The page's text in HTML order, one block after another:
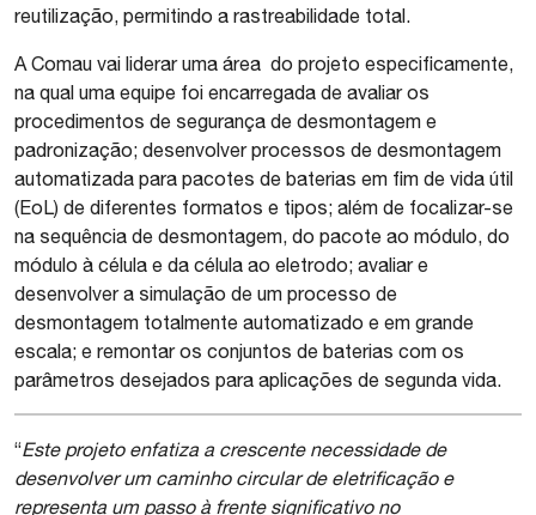
reutilização, permitindo a rastreabilidade total.
A Comau vai liderar uma área do projeto especificamente,
na qual uma equipe foi encarregada de avaliar os
procedimentos de segurança de desmontagem e
padronização; desenvolver processos de desmontagem
automatizada para pacotes de baterias em fim de vida útil
(EoL) de diferentes formatos e tipos; além de focalizar-se
na sequência de desmontagem, do pacote ao módulo, do
módulo à célula e da célula ao eletrodo; avaliar e
desenvolver a simulação de um processo de
desmontagem totalmente automatizado e em grande
escala; e remontar os conjuntos de baterias com os
parâmetros desejados para aplicações de segunda vida.
“Este projeto enfatiza a crescente necessidade de
desenvolver um caminho circular de eletrificação e
representa um passo à frente significativo no